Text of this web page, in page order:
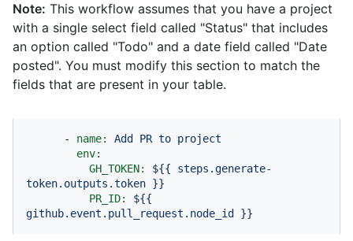
Note: This workflow assumes that you have a project
with a single select field called "Status" that includes
an option called "Todo" and a date field called "Date
posted". You must modify this section to match the
fields that are present in your table.
- name: Add PR to project
env:
GH_TOKEN:
${{
steps.generate-
token.outputs.token }}
PR_ID:
${{
github.event.pull_request.node_id
}}